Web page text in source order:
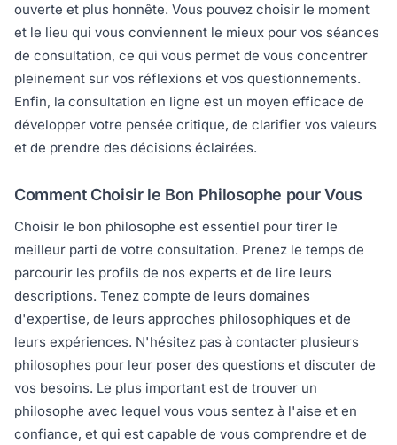
ouverte et plus honnête. Vous pouvez choisir le moment
et le lieu qui vous conviennent le mieux pour vos séances
de consultation, ce qui vous permet de vous concentrer
pleinement sur vos réflexions et vos questionnements.
Enfin, la consultation en ligne est un moyen efficace de
développer votre pensée critique, de clarifier vos valeurs
et de prendre des décisions éclairées.
Comment Choisir le Bon Philosophe pour Vous
Choisir le bon philosophe est essentiel pour tirer le
meilleur parti de votre consultation. Prenez le temps de
parcourir les profils de nos experts et de lire leurs
descriptions. Tenez compte de leurs domaines
d'expertise, de leurs approches philosophiques et de
leurs expériences. N'hésitez pas à contacter plusieurs
philosophes pour leur poser des questions et discuter de
vos besoins. Le plus important est de trouver un
philosophe avec lequel vous vous sentez à l'aise et en
confiance, et qui est capable de vous comprendre et de